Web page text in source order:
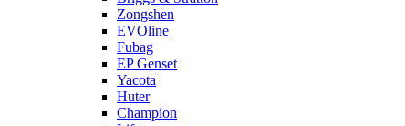
Zongshen
EVOline
Fubag
EP Genset
Yacota
Huter
Champion